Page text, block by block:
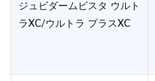
ジュビダームビスタ ウルト
ラXC/ウルトラ プラスXC